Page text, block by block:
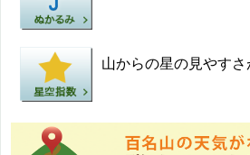
山からの星の見やすさ